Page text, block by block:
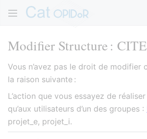
Modifier Structure :
Vous n’avez pas le droit de modifier
la raison suivante :
L’action que vous essayez de réaliser
qu’aux utilisateurs d’un des groupes :
projet_e, projet_i.